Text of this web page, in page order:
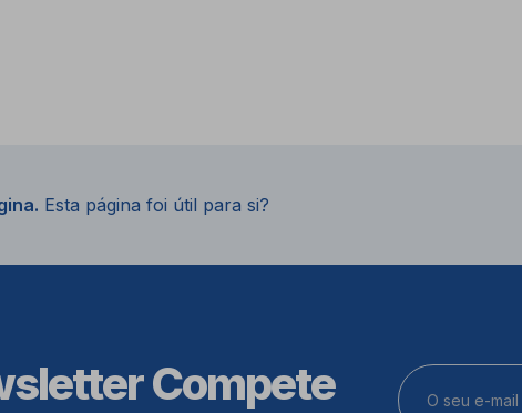
Esta página foi útil para si?
Compete